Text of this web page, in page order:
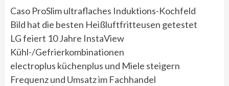
Caso ProSlim ultraflaches Induktions-Kochfeld
Bild hat die besten Heißluftfritteusen getestet
LG feiert 10 Jahre InstaView
Kühl-/Gefrierkombinationen
electroplus küchenplus und Miele steigern
Frequenz und Umsatz im Fachhandel